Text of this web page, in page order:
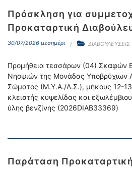
Πρόσκληση για
Προκαταρτική
30/07/2026 μεσημέρι
Προμήθεια τεσσάρων (04) Σκαφών
Νηοψιών της Μονάδας Υποβρύχιων
Σώματος (Μ.Υ.Α./Λ.Σ.), μήκους 12-
κλειστής κυψελίδας και
ύλης βενζίνης (2026DIAB33369)
Παράταση